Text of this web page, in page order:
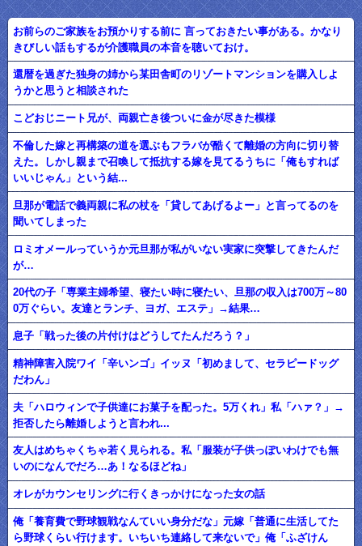
お前らのご家族をお預かりする前に 言っておきたい事がある。かなり
きびしい話もするが介護職員の本音を聴いておけ。
還暦を過ぎた独身の姉から某田舎町のリゾートマンションを購入しよ
うかと思うと相談された
こどおじニート兄が、両親亡き後ついに金が尽きた模様
不倫した嫁と再構築の道を選ぶもフラバが酷くて離婚の方向に切り替
えた。しかし親まで召喚して抵抗する嫁を見てるうちに「俺もすれば
いいじゃん」という結...
旦那が電話で義両親に私の杖を「貸してあげるよー」と言ってるのを
聞いてしまった
ロミオメールっていうか元旦那が私がいない実家に突撃してきたんだ
が…
20代の子「専業主婦希望、寝たい時に寝たい、旦那の収入は700万～80
0万ぐらい。友達とランチ、ヨガ、エステ」→結果…
息子「戦った後の片付けはどうしてたんだろう？」
精神障害入院ワイ「辛いンゴ」イッヌ「初めまして、セラピードッグ
だわん」
夫「ハロウィンで子供達にお菓子を配った。5万くれ」私「ハァ？」→
拒否したら離婚しようと言われ...
友人はめちゃくちゃ若く見られる。私「服装が子供っぽいわけでも無
いのになんでだろ…あ！なるほどね」
オレがカウンセリングに行くきっかけになった女の話
俺「養育費で野球観戦なんていい身分だな」元嫁「普通に生活してた
ら野球くらい行けます。いちいち連絡して来ないで」俺「ふざけん